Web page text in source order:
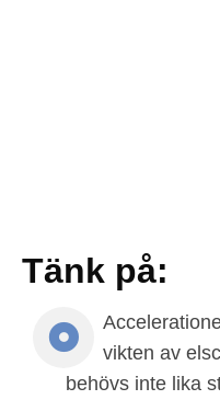
Tänk på:
vikten av
behövs inte lika